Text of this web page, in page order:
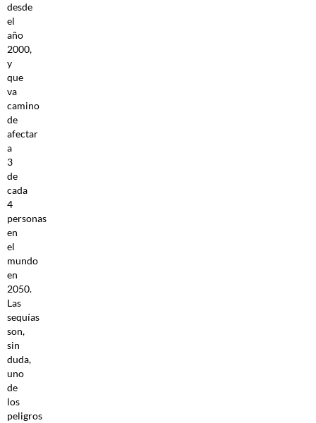
desde
el
año
2000,
y
que
va
camino
de
afectar
a
3
de
cada
4
personas
en
el
mundo
en
2050.
Las
sequías
son,
sin
duda,
uno
de
los
peligros